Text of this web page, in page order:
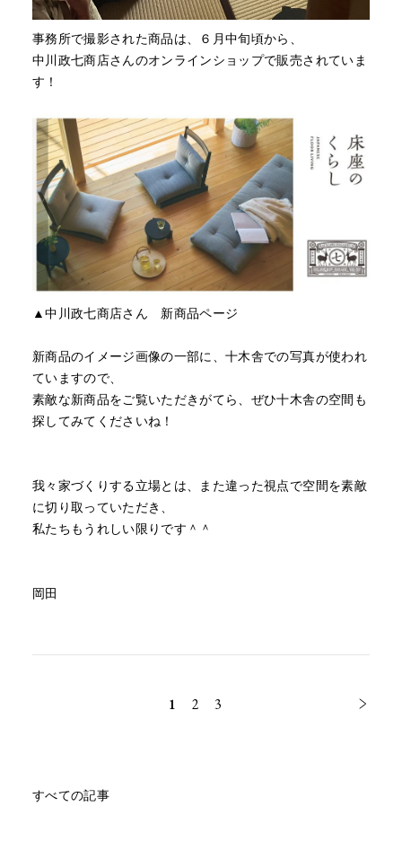
事務所で撮影された商品は、６月中旬頃から、
中川政七商店さんのオンラインショップで販売されていま
す！
▲中川政七商店さん 新商品ページ
新商品のイメージ画像の一部に、十木舎での写真が使われ
ていますので、
素敵な新商品をご覧いただきがてら、ぜひ十木舎の空間も
探してみてくださいね！
我々家づくりする立場とは、また違った視点で空間を素敵
に切り取っていただき、
私たちもうれしい限りです＾＾
岡田
1 2 3
すべての記事